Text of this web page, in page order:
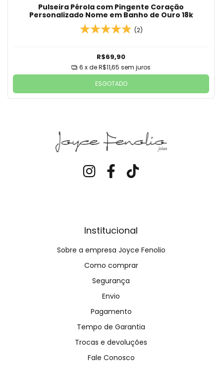
Pulseira Pérola com Pingente Coração
Personalizado Nome em Banho de Ouro 18k
(2)
R$69,90
6 x deR$11,65 sem juros
ESGOTADO
Institucional
Sobre a empresa Joyce Fenolio
Como comprar
Segurança
Envio
Pagamento
Tempo de Garantia
Trocas e devoluções
Fale Conosco